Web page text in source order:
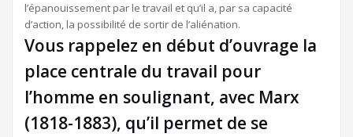
l’épanouissement par le travail et qu’il a, par sa capacité
d’action, la possibilité de sortir de l’aliénation.
Vous rappelez en début d’ouvrage la
place centrale du travail pour
l’homme en soulignant, avec Marx
(1818-1883), qu’il permet de se